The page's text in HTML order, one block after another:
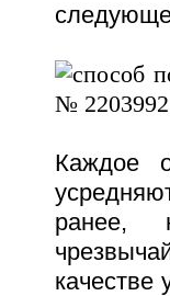
Каждое
ранее,